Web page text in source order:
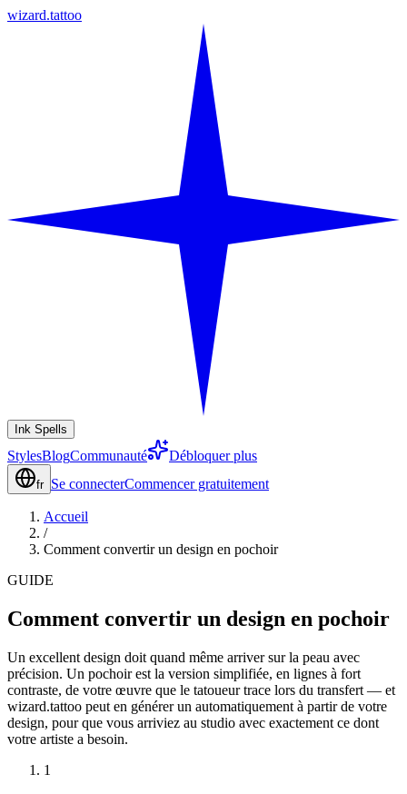
wizard.tattoo
Ink Spells
StylesBlogCommunauté Débloquer plus
fr Se connecterCommencer gratuitement
Accueil
/
Comment convertir un design en pochoir
GUIDE
Comment convertir un design en pochoir
Un excellent design doit quand même arriver sur la peau avec
précision. Un pochoir est la version simplifiée, en lignes à fort
contraste, de votre œuvre que le tatoueur trace lors du transfert — et
wizard.tattoo peut en générer un automatiquement à partir de votre
design, pour que vous arriviez au studio avec exactement ce dont
votre artiste a besoin.
1